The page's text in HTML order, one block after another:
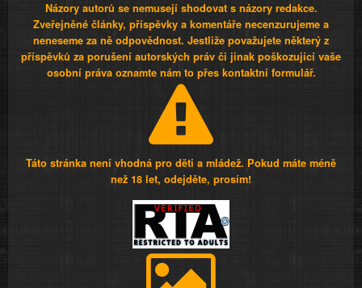
Názory autorů se nemusejí shodovat s názory redakce.
Zveřejněné články, příspěvky a komentáře necenzurujeme a
neneseme za ně odpovědnost. Jestliže považujete některý z
příspěvků za porušení autorských práv či jinak poškozující vaše
osobní práva oznamte nám to přes kontaktní formulář.
Táto stránka není vhodná pro děti a mládež. Pokud máte méně
než 18 let, odejděte, prosím!